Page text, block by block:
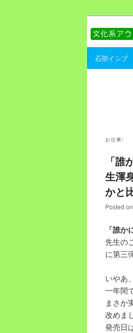
Main menu
Skip to
Skip to
石部イシブ
お仕事/
「
生渾
かと
Posted on
「誰
先生の
に第三
いやあ
一年間
まさか
改めま
発売日